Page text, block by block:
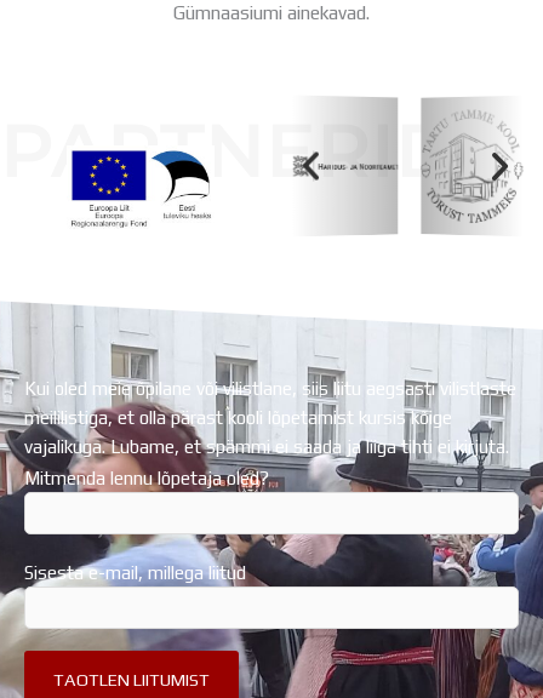
Gümnaasiumi ainekavad.
PARTNERID
Kui oled meie õpilane või vilistlane, siis liitu aegsasti vilistlaste
meililistiga, et olla pärast kooli lõpetamist kursis kõige
vajalikuga. Lubame, et spämmi ei saada ja liiga tihti ei kirjuta.
Mitmenda lennu lõpetaja oled?
Sisesta e-mail, millega liitud